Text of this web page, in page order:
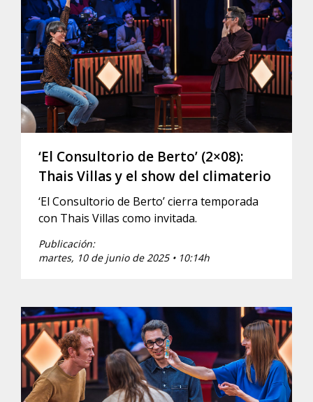
‘El Consultorio de Berto’ (2×08):
Thais Villas y el show del climaterio
‘El Consultorio de Berto’ cierra temporada
con Thais Villas como invitada.
Publicación:
martes, 10 de junio de 2025 • 10:14h